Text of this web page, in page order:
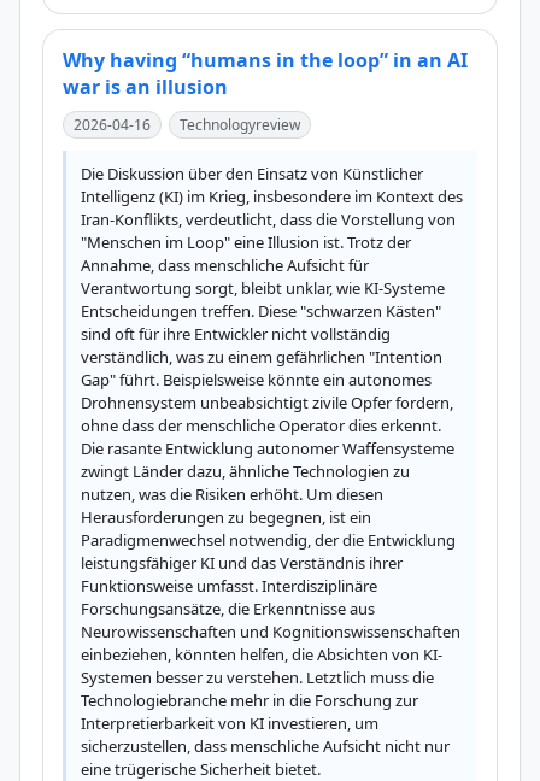
Why having “humans in the loop” in an AI
war is an illusion
2026-04-16 Technologyreview
Die Diskussion über den Einsatz von Künstlicher
Intelligenz (KI) im Krieg, insbesondere im Kontext des
Iran-Konflikts, verdeutlicht, dass die Vorstellung von
"Menschen im Loop" eine Illusion ist. Trotz der
Annahme, dass menschliche Aufsicht für
Verantwortung sorgt, bleibt unklar, wie KI-Systeme
Entscheidungen treffen. Diese "schwarzen Kästen"
sind oft für ihre Entwickler nicht vollständig
verständlich, was zu einem gefährlichen "Intention
Gap" führt. Beispielsweise könnte ein autonomes
Drohnensystem unbeabsichtigt zivile Opfer fordern,
ohne dass der menschliche Operator dies erkennt.
Die rasante Entwicklung autonomer Waffensysteme
zwingt Länder dazu, ähnliche Technologien zu
nutzen, was die Risiken erhöht. Um diesen
Herausforderungen zu begegnen, ist ein
Paradigmenwechsel notwendig, der die Entwicklung
leistungsfähiger KI und das Verständnis ihrer
Funktionsweise umfasst. Interdisziplinäre
Forschungsansätze, die Erkenntnisse aus
Neurowissenschaften und Kognitionswissenschaften
einbeziehen, könnten helfen, die Absichten von KI-
Systemen besser zu verstehen. Letztlich muss die
Technologiebranche mehr in die Forschung zur
Interpretierbarkeit von KI investieren, um
sicherzustellen, dass menschliche Aufsicht nicht nur
eine trügerische Sicherheit bietet.